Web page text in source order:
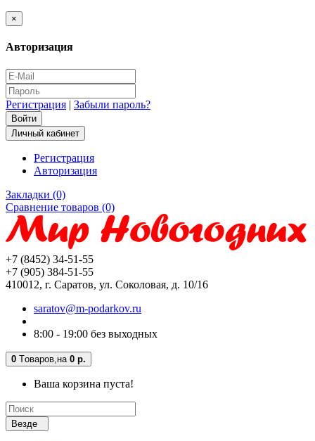
×
Авторизация
Регистрация | Забыли пароль?
Личный кабинет
Регистрация
Авторизация
Закладки (0)
Сравнение товаров (0)
+7 (8452) 34-51-55
+7 (905) 384-51-55
410012, г. Саратов, ул. Соколовая, д. 10/16
saratov@m-podarkov.ru
8:00 - 19:00 без выходных
0 Tоваров, на 0 р.
Ваша корзина пуста!
Везде